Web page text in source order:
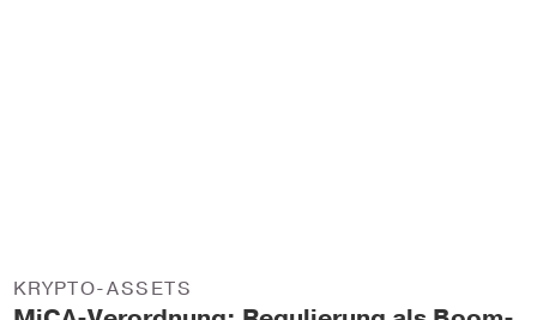
KRYPTO-ASSETS